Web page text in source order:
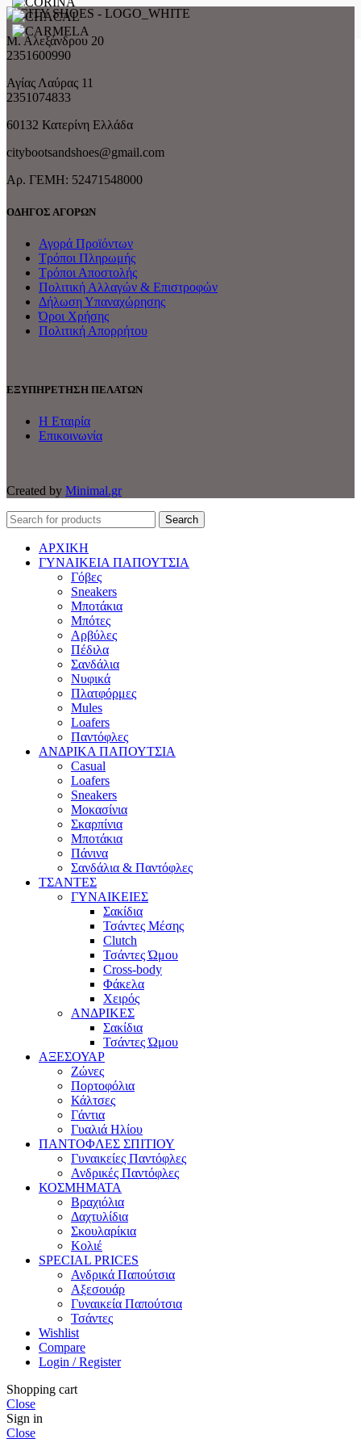
Μ. Αλεξάνδρου 20
2351600990
Αγίας Λαύρας 11
2351074833
60132 Κατερίνη Ελλάδα
citybootsandshoes@gmail.com
Aρ. ΓΕΜΗ: 52471548000
ΟΔΗΓΟΣ ΑΓΟΡΩΝ
Αγορά Προϊόντων
Τρόποι Πληρωμής
Τρόποι Αποστολής
Πολιτική Αλλαγών & Επιστροφών
Δήλωση Υπαναχώρησης
Όροι Χρήσης
Πολιτική Απορρήτου
ΕΞΥΠΗΡΕΤΗΣΗ ΠΕΛΑΤΩΝ
Η Εταιρία
Επικοινωνία
Created by Minimal.gr
Search
ΑΡΧΙΚΗ
ΓΥΝΑΙΚΕΙΑ ΠΑΠΟΥΤΣΙΑ
Γόβες
Sneakers
Μποτάκια
Μπότες
Αρβύλες
Πέδιλα
Σανδάλια
Νυφικά
Πλατφόρμες
Mules
Loafers
Παντόφλες
ΑΝΔΡΙΚΑ ΠΑΠΟΥΤΣΙΑ
Casual
Loafers
Sneakers
Μοκασίνια
Σκαρπίνια
Μποτάκια
Πάνινα
Σανδάλια & Παντόφλες
ΤΣΑΝΤΕΣ
ΓΥΝΑΙΚΕΙΕΣ
Σακίδια
Τσάντες Μέσης
Clutch
Τσάντες Ώμου
Cross-body
Φάκελα
Χειρός
ΑΝΔΡΙΚΕΣ
Σακίδια
Τσάντες Ώμου
ΑΞΕΣΟΥΑΡ
Ζώνες
Πορτοφόλια
Κάλτσες
Γάντια
Γυαλιά Ηλίου
ΠΑΝΤΟΦΛΕΣ ΣΠΙΤΙΟΥ
Γυναικείες Παντόφλες
Ανδρικές Παντόφλες
ΚΟΣΜΗΜΑΤΑ
Βραχιόλια
Δαχτυλίδια
Σκουλαρίκια
Κολιέ
SPECIAL PRICES
Ανδρικά Παπούτσια
Αξεσουάρ
Γυναικεία Παπούτσια
Τσάντες
Wishlist
Compare
Login / Register
Shopping cart
Close
Sign in
Close